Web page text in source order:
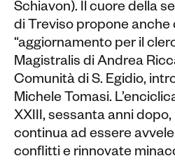
Schiavon). Il cuore della
di Treviso propone anche
“aggiornamento per il
Magistralis di Andrea
Comunità di S. Egidio,
Michele Tomasi.
XXIII, sessanta anni
continua ad essere
conflitti e rinnovate